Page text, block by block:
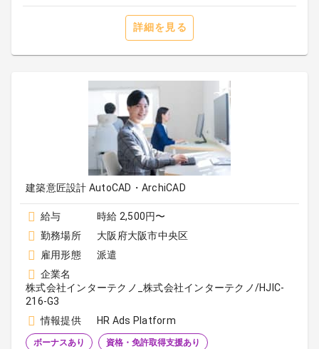
詳細を見る
建築意匠設計 AutoCAD・ArchiCAD
給与
時給 2,500円〜
勤務場所
大阪府大阪市中央区
雇用形態
派遣
企業名
株式会社インターテクノ_株式会社インターテクノ/HJIC-
216-G3
情報提供
HR Ads Platform
ボーナスあり 資格・免許取得支援あり